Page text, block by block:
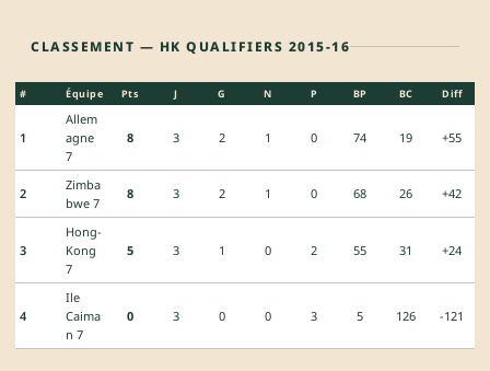
CLASSEMENT — HK QUALIFIERS 2015-16
# Équipe Pts J G N P BP BC Diff
1
Allem
agne
7
8 3 2 1 0 74 19 +55
2
Zimba
bwe 7
8 3 2 1 0 68 26 +42
3
Hong-
Kong
7
5 3 1 0 2 55 31 +24
4
Ile
Caima
n 7
0 3 0 0 3 5 126 -121